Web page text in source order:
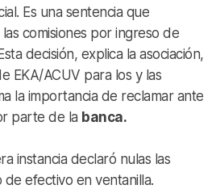
Es una sentencia que
comisiones por ingreso de
decisión, explica la asociación,
EKA/ACUV para los y las
la importancia de reclamar ante
parte de la banca.
instancia declaró nulas las
efectivo en ventanilla.